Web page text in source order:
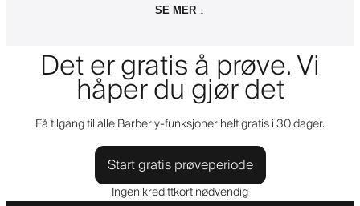
SE MER ↓
Det er gratis å prøve. Vi
håper du gjør det
Få tilgang til alle Barberly-funksjoner helt gratis i 30 dager.
Start gratis prøveperiode
Ingen kredittkort nødvendig